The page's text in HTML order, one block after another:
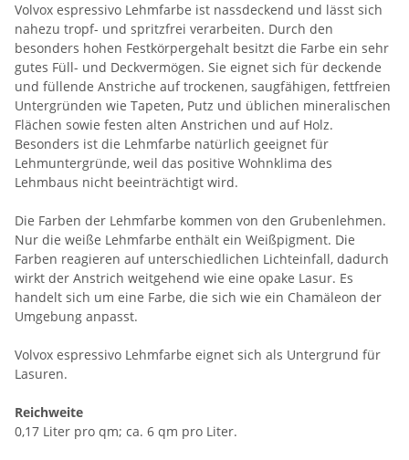
Volvox espressivo Lehmfarbe ist nassdeckend und lässt sich
nahezu tropf- und spritzfrei verarbeiten. Durch den
besonders hohen Festkörpergehalt besitzt die Farbe ein sehr
gutes Füll- und Deckvermögen. Sie eignet sich für deckende
und füllende Anstriche auf trockenen, saugfähigen, fettfreien
Untergründen wie Tapeten, Putz und üblichen mineralischen
Flächen sowie festen alten Anstrichen und auf Holz.
Besonders ist die Lehmfarbe natürlich geeignet für
Lehmuntergründe, weil das positive Wohnklima des
Lehmbaus nicht beeinträchtigt wird.
Die Farben der Lehmfarbe kommen von den Grubenlehmen.
Nur die weiße Lehmfarbe enthält ein Weißpigment. Die
Farben reagieren auf unterschiedlichen Lichteinfall, dadurch
wirkt der Anstrich weitgehend wie eine opake Lasur. Es
handelt sich um eine Farbe, die sich wie ein Chamäleon der
Umgebung anpasst.
Volvox espressivo Lehmfarbe eignet sich als Untergrund für
Lasuren.
Reichweite
0,17 Liter pro qm; ca. 6 qm pro Liter.